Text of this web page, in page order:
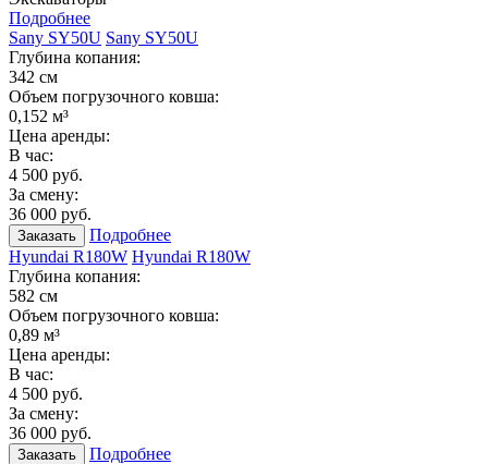
Подробнее
Sany SY50U Sany SY50U
Глубина копания:
342 см
Объем погрузочного ковша:
0,152 м³
Цена аренды:
В час:
4 500 руб.
За смену:
36 000 руб.
Заказать
Подробнее
Hyundai R180W Hyundai R180W
Глубина копания:
582 см
Объем погрузочного ковша:
0,89 м³
Цена аренды:
В час:
4 500 руб.
За смену:
36 000 руб.
Заказать
Подробнее